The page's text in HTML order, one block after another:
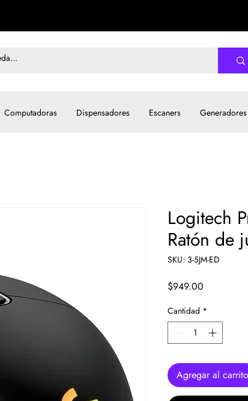
Computadoras Dispensadores Escaners Generadores
Logitech
Ratón de
SKU: 3-5JM-ED
$949.00
Cantidad *
Agregar al carrito